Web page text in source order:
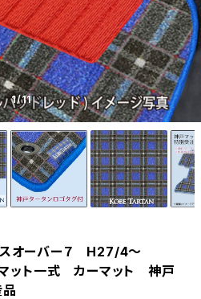
1/11
オーバー７ H27/4〜
ト一式 カーマット 神戸